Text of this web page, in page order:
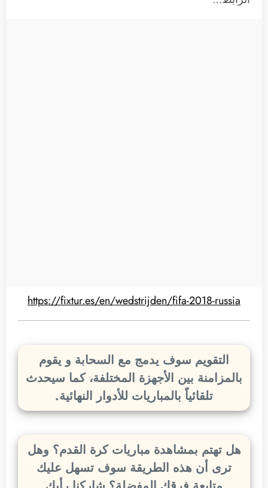
https://fixtur.es/en/wedstrijden/fifa-2018-russia
التقويم سوف يدمج مع السحابة و يقوم
بالمزامنة بين الأجهزة المختلفة، كما سيحدث
تلقائياً بالمباريات للأدوار النهائية.
هل تهتم بمشاهدة مباريات كرة القدم؟ وهل
ترى أن هذه الطريقة سوف تسهل عليك